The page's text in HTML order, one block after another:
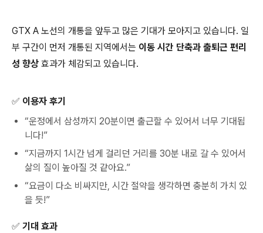
GTX A 노선의 개통을 앞두고 많은 기대가 모아지고 있습니다. 일
부 구간이 먼저 개통된 지역에서는 이동 시간 단축과 출퇴근 편리
성 향상 효과가 체감되고 있습니다.
✅ 이용자 후기
“운정에서 삼성까지 20분이면 출근할 수 있어서 너무 기대됩
니다!”
“지금까지 1시간 넘게 걸리던 거리를 30분 내로 갈 수 있어서
삶의 질이 높아질 것 같아요.”
“요금이 다소 비싸지만, 시간 절약을 생각하면 충분히 가치 있
을 듯!”
✅ 기대 효과